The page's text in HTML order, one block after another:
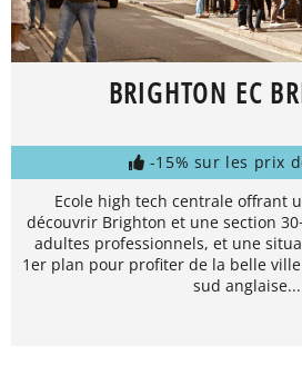
BRIGHTON EC
-15% sur les prix
Ecole high tech centrale offrant
découvrir Brighton et une section
adultes professionnels, et une
1er plan pour profiter de la belle
sud